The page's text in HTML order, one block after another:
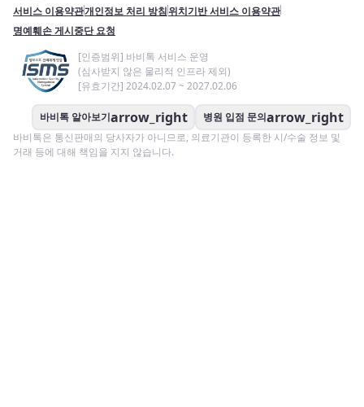
서비스 이용약관개인정보 처리 방침위치기반 서비스 이용약관
명예훼손 게시중단 요청
[인증범위] 바비톡 서비스 운영
(심사받지 않은 물리적 인프라 제외)
[유효기간] 2024.02.07 ~ 2027.02.06
바비톡 알아보기arrow_right 병원 입점 문의arrow_right
바비톡은 통신판매의 당사자가 아니므로, 의료기관이 등록한 시/수술 정보 및
거래 등에 대해 책임을 지지 않습니다.